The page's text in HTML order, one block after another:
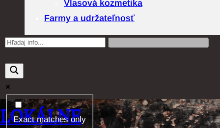
Vlasová kozmetika
Farmy a udržateľnosť
Exact matches only
LOKÁLNE